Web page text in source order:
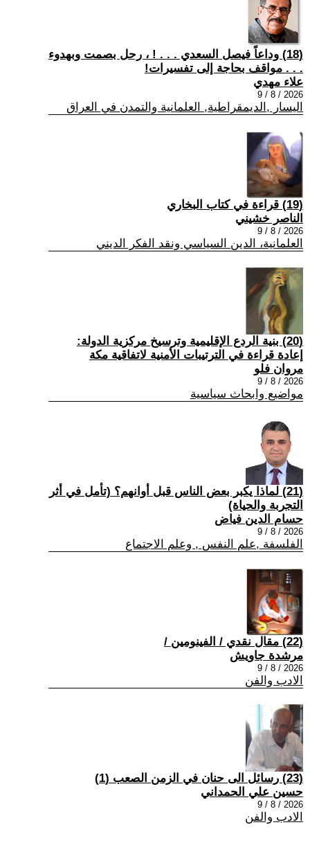
(18) وداعاً فيصل السعدي . . . ! ، رحل بصمت وبهدوء
. . . مواقف بحاجة إلى تفسيرات!
علاء مهدي
2026 / 8 / 9
اليسار ,الديمقراطية, العلمانية والتمدن في العراق
(19) قراءة في كتاب البخاري
الناصر خشيني
2026 / 8 / 9
العلمانية، الدين السياسي ونقد الفكر الديني
(20) بنية الردع الإقليمية وترسيخ مركزية الدولة:
إعادة قراءة في الترتيبات الأمنية لاتفاقية مكة
مروان فلو
2026 / 8 / 9
مواضيع وابحاث سياسية
(21) لماذا يكبر بعض الناس قبل أوانهم؟ (تأمل في أثر
التجربة والحياة)
حسام الدين فياض
2026 / 8 / 9
الفلسفة ,علم النفس , وعلم الاجتماع
(22) مقال نقدي / الفينومين /
مرشدة جاويش
2026 / 8 / 9
الادب والفن
(23) رسائل الى حنان في الزمن الصعب (1)
حسين علي الحمداني
2026 / 8 / 9
الادب والفن